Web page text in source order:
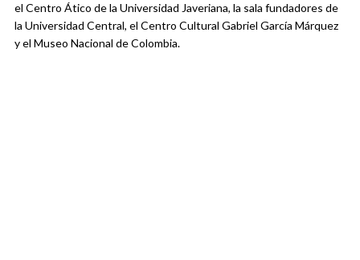
el Centro Ático de la Universidad Javeriana, la sala fundadores de
la Universidad Central, el Centro Cultural Gabriel García Márquez
y el Museo Nacional de Colombia.